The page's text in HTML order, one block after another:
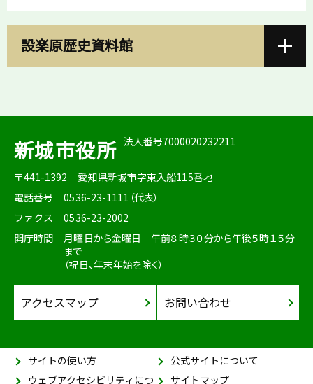
設楽原歴史資料館
新城市役所 法人番号7000020232211
〒441-1392
愛知県新城市字東入船115番地
電話番号
0536-23-1111（代表）
ファクス
0536-23-2002
開庁時間
月曜日から金曜日 午前８時３０分から午後５時１５分
まで
（祝日、年末年始を除く）
アクセスマップ お問い合わせ
サイトの使い方
公式サイトについて
ウェブアクセシビリティにつ
サイトマップ